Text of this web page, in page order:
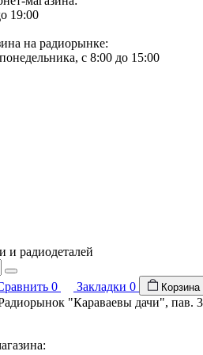
19:00
на радиорынке:
с 8:00 до 15:00
и радиодеталей
0 Закладки 0 Корзина
"Караваевы дачи", пав.